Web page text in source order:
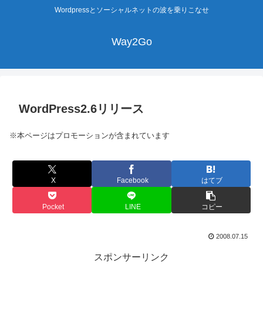
Wordpressとソーシャルネットの波を乗りこなせ
Way2Go
WordPress2.6リリース
※本ページはプロモーションが含まれています
X Facebook はてブ
Pocket LINE コピー
2008.07.15
スポンサーリンク